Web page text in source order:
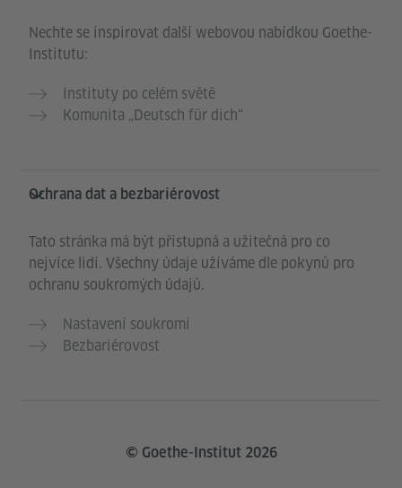
Nechte se inspirovat další webovou nabídkou Goethe-
Institutu:
Instituty po celém světě
Komunita „Deutsch für dich“
Ochrana dat a bezbariérovost
Tato stránka má být přístupná a užitečná pro co
nejvíce lidí. Všechny údaje užíváme dle pokynů pro
ochranu soukromých údajů.
Nastavení soukromí
Bezbariérovost
© Goethe-Institut 2026